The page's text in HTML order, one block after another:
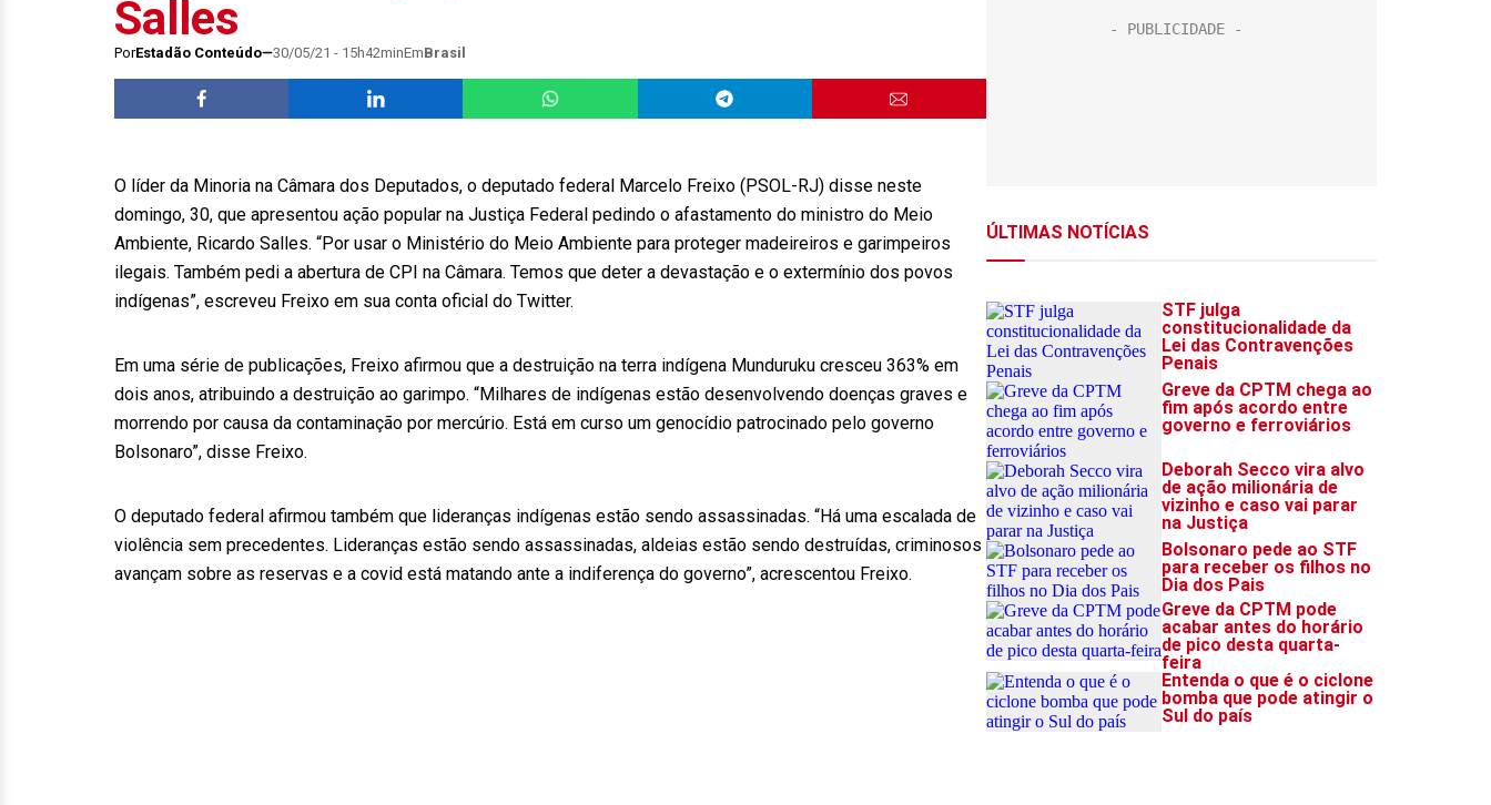
Salles
PorEstadão Conteúdo 30/05/21 - 15h42minEmBrasil
O líder da Minoria na Câmara dos Deputados, o deputado federal Marcelo Freixo (PSOL-RJ) disse neste
domingo, 30, que apresentou ação popular na Justiça Federal pedindo o afastamento do ministro do Meio
Ambiente, Ricardo Salles. “Por usar o Ministério do Meio Ambiente para proteger madeireiros e garimpeiros
ilegais. Também pedi a abertura de CPI na Câmara. Temos que deter a devastação e o extermínio dos povos
indígenas”, escreveu Freixo em sua conta oficial do Twitter.
Em uma série de publicações, Freixo afirmou que a destruição na terra indígena Munduruku cresceu 363% em
dois anos, atribuindo a destruição ao garimpo. “Milhares de indígenas estão desenvolvendo doenças graves e
morrendo por causa da contaminação por mercúrio. Está em curso um genocídio patrocinado pelo governo
Bolsonaro”, disse Freixo.
O deputado federal afirmou também que lideranças indígenas estão sendo assassinadas. “Há uma escalada de
violência sem precedentes. Lideranças estão sendo assassinadas, aldeias estão sendo destruídas, criminosos
avançam sobre as reservas e a covid está matando ante a indiferença do governo”, acrescentou Freixo.